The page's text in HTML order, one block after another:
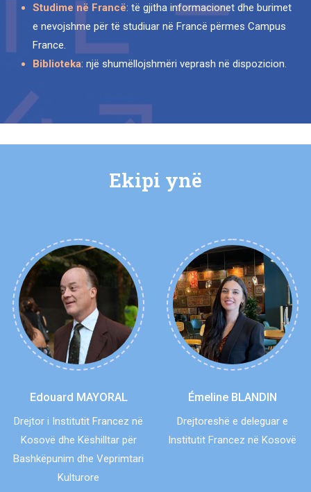
Studime në Francë: të gjitha informacionet dhe burimet
e nevojshme për të studiuar në Francë përmes Campus
France.
Biblioteka: një shumëllojshmëri veprash në dispozicion.
Ekipi ynë
Edouard MAYORAL
Drejtor i Institutit Francez në
Kosovë dhe Këshilltar për
Bashkëpunim dhe Veprimtari
Kulturore
Émeline BLANDIN
Drejtoreshë e deleguar e
Institutit Francez në Kosovë